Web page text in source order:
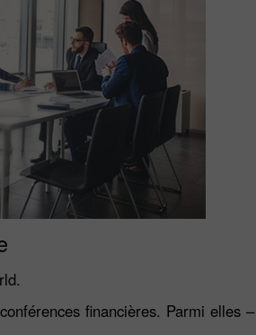
financières. Parmi elles